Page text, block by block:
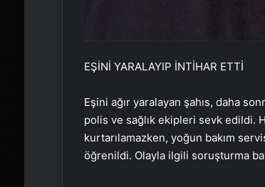
EŞİNİ YARALAYIP İNTİHAR ETTİ
Eşini ağır yaralayan şahıs, daha
polis ve sağlık ekipleri sevk edildi.
kurtarılamazken, yoğun bakım
öğrenildi. Olayla ilgili soruşturma